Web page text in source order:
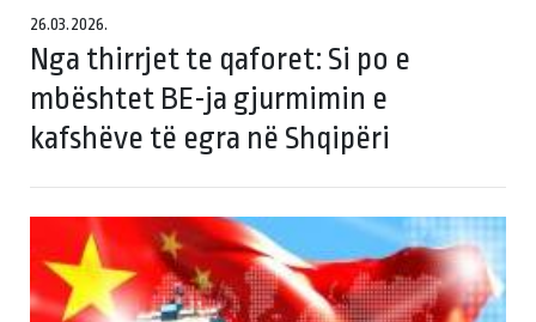
26.03.2026.
Nga thirrjet te qaforet: Si po e
mbështet BE-ja gjurmimin e
kafshëve të egra në Shqipëri